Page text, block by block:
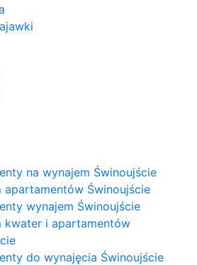
na wynajem Świnoujście
apartamentów Świnoujście
wynajem Świnoujście
kwater i apartamentów
do wynajęcia Świnoujście